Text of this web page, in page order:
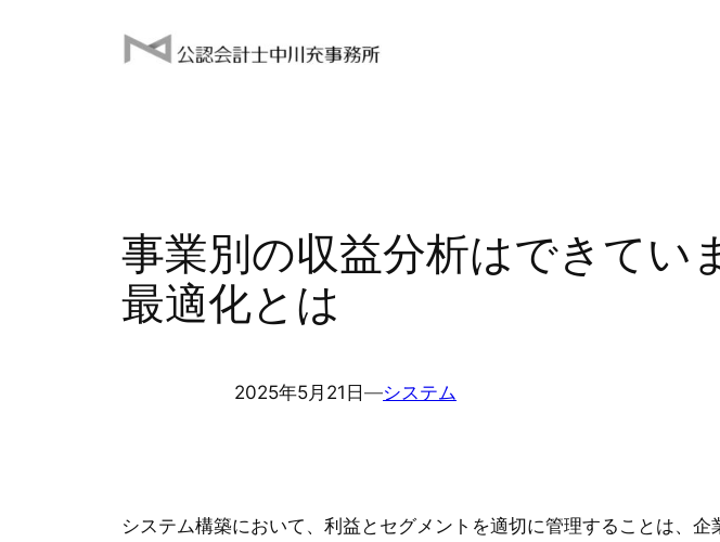
事業別の収益分析はできてい
最適化とは
2025年5月21日―システム
システム構築において、利益とセグメントを適切に管理することは、